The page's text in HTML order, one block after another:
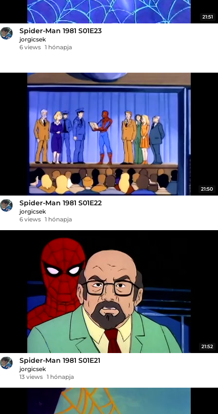
21:51
Spider-Man 1981 S01E23
jorgicsek
6 views 1 hónapja
21:50
Spider-Man 1981 S01E22
jorgicsek
6 views 1 hónapja
21:52
Spider-Man 1981 S01E21
jorgicsek
13 views 1 hónapja